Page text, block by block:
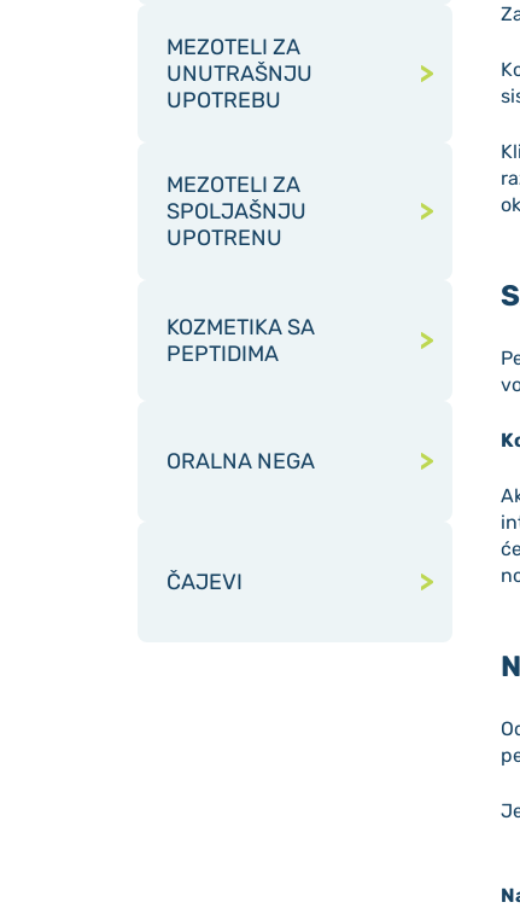
MEZOTELI ZA
UNUTRAŠNJU
UPOTREBU
MEZOTELI ZA
SPOLJAŠNJU
UPOTRENU
KOZMETIKA SA
PEPTIDIMA
ORALNA NEGA
ČAJEVI